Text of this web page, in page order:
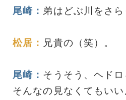
尾崎： 弟はどぶ川をさら
松居： 兄貴の（笑）。
尾崎： そうそう、ヘドロ
そんなの見なくてもいい